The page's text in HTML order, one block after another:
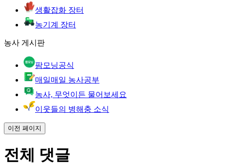
생활잡화 장터
농기계 장터
농사 게시판
팜모닝공식
매일매일 농사공부
농사, 무엇이든 물어보세요
이웃들의 병해충 소식
이전 페이지
전체 댓글